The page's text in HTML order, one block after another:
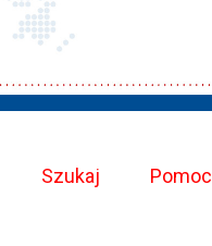
Szukaj Pomoc